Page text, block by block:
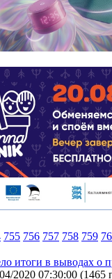
755 756 757 758 759
итоги в выводах о
2020 07:30:00 (1465